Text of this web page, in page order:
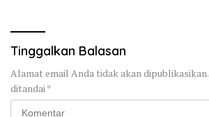
Tinggalkan Balasan
Alamat email Anda tidak akan dipublikasikan.
ditandai*